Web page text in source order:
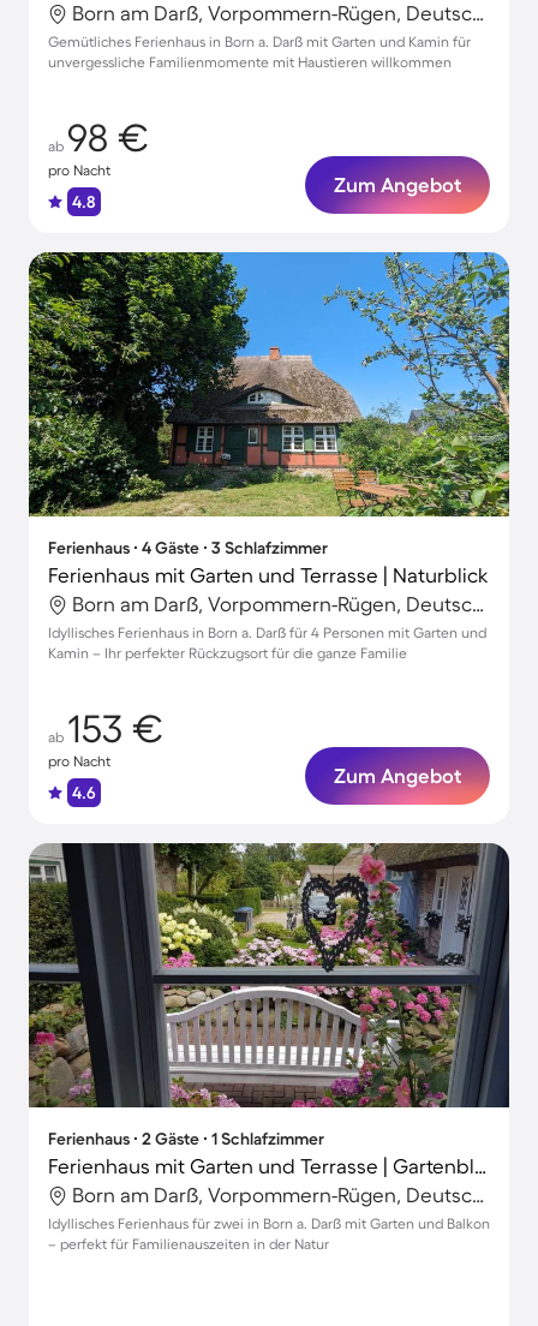
Born am Darß, Vorpommern-Rügen, Deutschland
Gemütliches Ferienhaus in Born a. Darß mit Garten und Kamin für
unvergessliche Familienmomente mit Haustieren willkommen
ab 98 €
pro Nacht
4.8
Zum Angebot
Ferienhaus ∙ 4 Gäste ∙ 3 Schlafzimmer
Ferienhaus mit Garten und Terrasse | Naturblick
Born am Darß, Vorpommern-Rügen, Deutschland
Idyllisches Ferienhaus in Born a. Darß für 4 Personen mit Garten und
Kamin – Ihr perfekter Rückzugsort für die ganze Familie
ab 153 €
pro Nacht
4.6
Zum Angebot
Ferienhaus ∙ 2 Gäste ∙ 1 Schlafzimmer
Ferienhaus mit Garten und Terrasse | Gartenblick | Ideal für Homeoffice
Born am Darß, Vorpommern-Rügen, Deutschland
Idyllisches Ferienhaus für zwei in Born a. Darß mit Garten und Balkon
– perfekt für Familienauszeiten in der Natur